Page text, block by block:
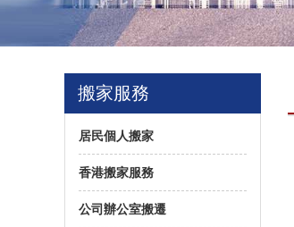
搬家服務
居民個人搬家
香港搬家服務
公司辦公室搬遷